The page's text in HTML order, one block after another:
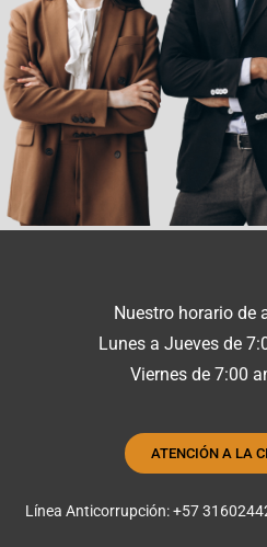
Nuestro horario de
Lunes a Jueves de
Viernes de 7:00
ATENCIÓN A LA
Línea Anticorrupción: +57